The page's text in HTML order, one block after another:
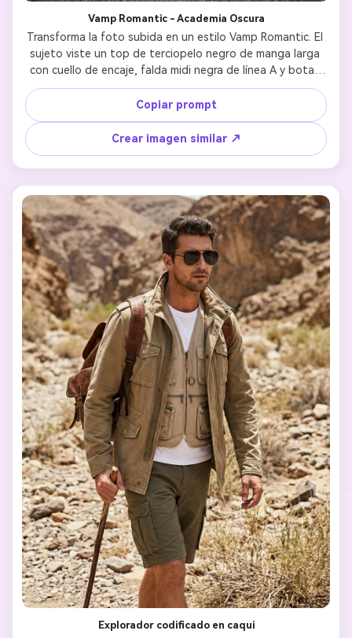
Vamp Romantic - Academia Oscura
Transforma la foto subida en un estilo Vamp Romantic. El
sujeto viste un top de terciopelo negro de manga larga
con cuello de encaje, falda midi negra de línea A y botas
de plataforma. Añade un collar cruz gótico plateado y
bolso de terciopelo rojo oscuro. Mantén el rostro
reconocible con una expresión sutil y misteriosa. Fondo:
Exterior de una vieja biblioteca o arquitectura gótica con
luz tenue de la tarde.
Copiar prompt
Crear imagen similar ↗
Explorador codificado en caqui